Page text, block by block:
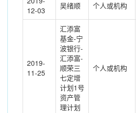
12-03
吴绪顺 个人或机构
2019-
11-25
汇添富
基金-宁
波银行-
汇添富-
顺荣三
七定增
计划1号
资产管
理计划
个人或机构